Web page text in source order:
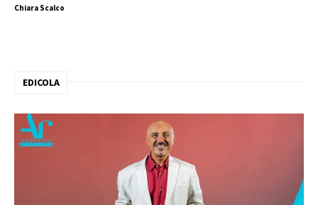
Chiara Scalco
EDICOLA